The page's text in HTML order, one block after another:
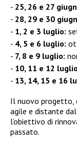
25, 26 e 27
28, 29 e 30
1, 2 e 3 luglio:
4, 5 e 6 luglio:
7, 8 e 9 luglio:
10, 11 e 12
13, 14, 15 e 16
Il nuovo progetto,
agile e distante
l’obiettivo di
passato.